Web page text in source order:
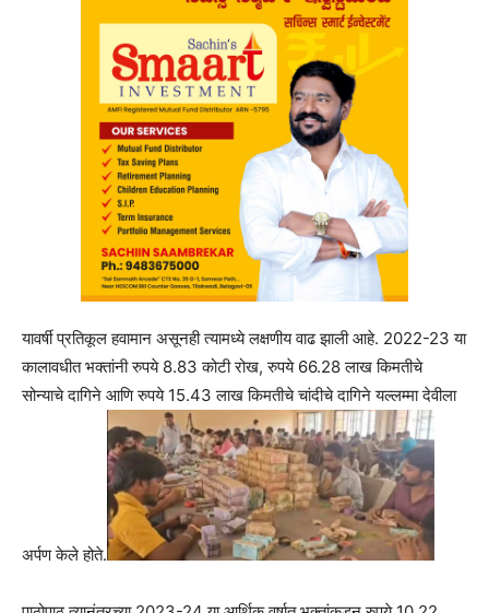
यावर्षी प्रतिकूल हवामान असूनही त्यामध्ये लक्षणीय वाढ झाली आहे. 2022-23 या
कालावधीत भक्तांनी रुपये 8.83 कोटी रोख, रुपये 66.28 लाख किमतीचे
सोन्याचे दागिने आणि रुपये 15.43 लाख किमतीचे चांदीचे दागिने यल्लम्मा देवीला
अर्पण केले होते.